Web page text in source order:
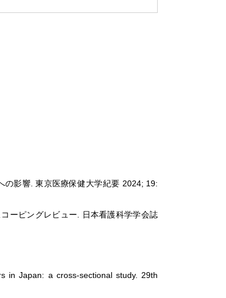
の影響. 東京医療保健大学紀要 2024; 19:
ーピングレビュー. 日本看護科学学会誌
in Japan: a cross-sectional study. 29th